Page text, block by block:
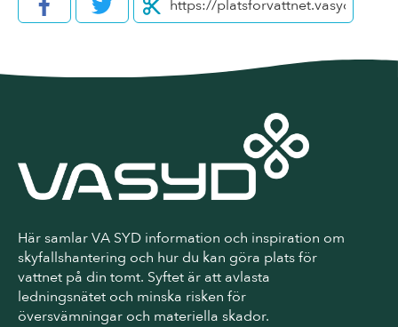
FacebookTwitter
Här samlar VA SYD information och inspiration om
skyfallshantering och hur du kan göra plats för
vattnet på din tomt. Syftet är att avlasta
ledningsnätet och minska risken för
översvämningar och materiella skador.